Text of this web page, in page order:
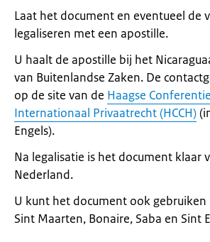
Laat het document en eventueel de
legaliseren met een apostille.
U haalt de apostille bij het
van Buitenlandse Zaken. De
op de site van de Haagse
Internationaal Privaatrecht (HCCH)
Engels).
Na legalisatie is het document klaar
Nederland.
U kunt het document ook gebruiken
Sint Maarten, Bonaire, Saba en Sint